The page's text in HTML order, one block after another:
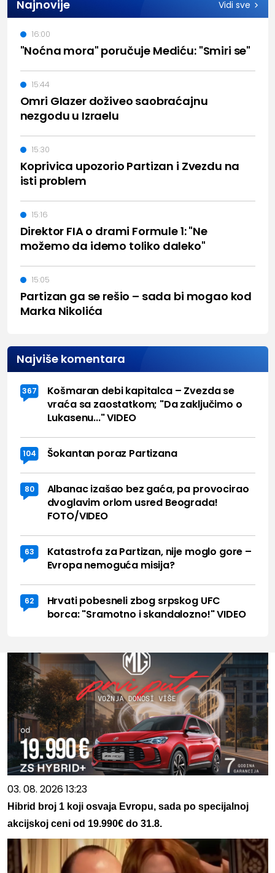
Najnovije Vidi sve
"Noćna mora" poručuje Mediću: "Smiri se"
16:00
Omri Glazer doživeo saobraćajnu
nezgodu u Izraelu
15:44
Koprivica upozorio Partizan i Zvezdu na
isti problem
15:30
Direktor FIA o drami Formule 1: "Ne
možemo da idemo toliko daleko"
15:16
Partizan ga se rešio – sada bi mogao kod
Marka Nikolića
15:05
Najviše komentara
367
Košmaran debi kapitalca – Zvezda se
vraća sa zaostatkom; "Da zaključimo o
Lukasenu..." VIDEO
104 Šokantan poraz Partizana
80
Albanac izašao bez gaća, pa provocirao
dvoglavim orlom usred Beograda!
FOTO/VIDEO
63
Katastrofa za Partizan, nije moglo gore –
Evropa nemoguća misija?
62
Hrvati pobesneli zbog srpskog UFC
borca: "Sramotno i skandalozno!" VIDEO
03. 08. 2026 13:23
Hibrid broj 1 koji osvaja Evropu, sada po specijalnoj
akcijskoj ceni od 19.990€ do 31.8.